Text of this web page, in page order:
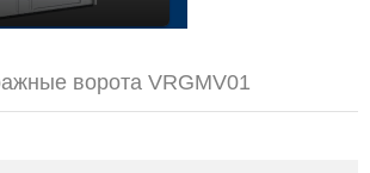
ворота VRGMV01